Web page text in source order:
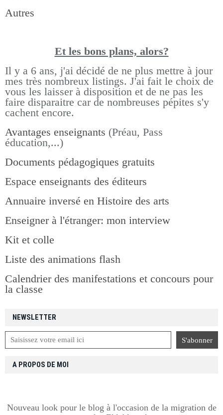
NEWSLETTER
Autres
Et les bons plans, alors?
Il y a 6 ans, j'ai décidé de ne plus mettre à jour
mes très nombreux listings. J'ai fait le choix de
vous les laisser à disposition et de ne pas les
faire disparaitre car de nombreuses pépites s'y
cachent encore.
Avantages enseignants (Préau, Pass
éducation,...)
Documents pédagogiques gratuits
Espace enseignants des éditeurs
Annuaire inversé en Histoire des arts
Enseigner à l'étranger: mon interview
Kit et colle
Liste des animations flash
Calendrier des manifestations et concours pour
la classe
A PROPOS DE MOI
Nouveau look pour le blog à l'occasion de la migration de